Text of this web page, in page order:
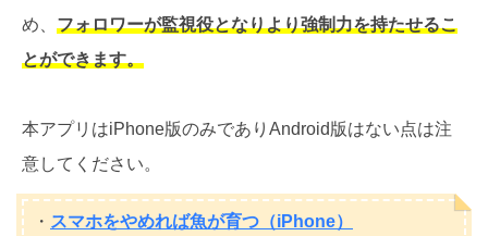
め、 フォロワーが監視役となりより強制力を持たせるこ
とができます。
本アプリはiPhone版のみでありAndroid版はない点は注
意してください。
・ スマホをやめれば魚が育つ（iPhone）